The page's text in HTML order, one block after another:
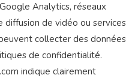
Analytics, réseaux
diffusion de vidéo ou services
collecter des données
de confidentialité.
indique clairement